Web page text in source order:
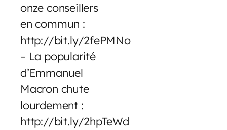
onze conseillers
en commun :
http://bit.ly/2fePMNo
– La popularité
d’Emmanuel
Macron chute
lourdement :
http://bit.ly/2hpTeWd